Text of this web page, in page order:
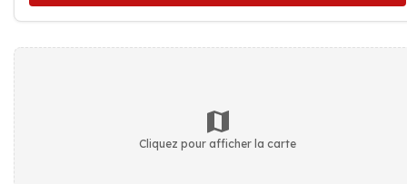
Cliquez pour afficher la carte